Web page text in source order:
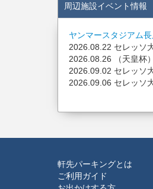
周辺施設イベント情報
ヤンマースタジアム
2026.08.22 セレッソ
2026.08.26 （天皇杯
2026.09.02 セレッソ
2026.09.06 セレッソ
軒先パーキングとは
ご利用ガイド